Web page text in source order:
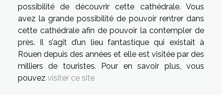
possibilité de découvrir cette cathédrale. Vous
avez la grande possibilité de pouvoir rentrer dans
cette cathédrale afin de pouvoir la contempler de
près. Il s’agit d’un lieu fantastique qui existait à
Rouen depuis des années et elle est visitée par des
milliers de touristes. Pour en savoir plus, vous
pouvez visiter ce site